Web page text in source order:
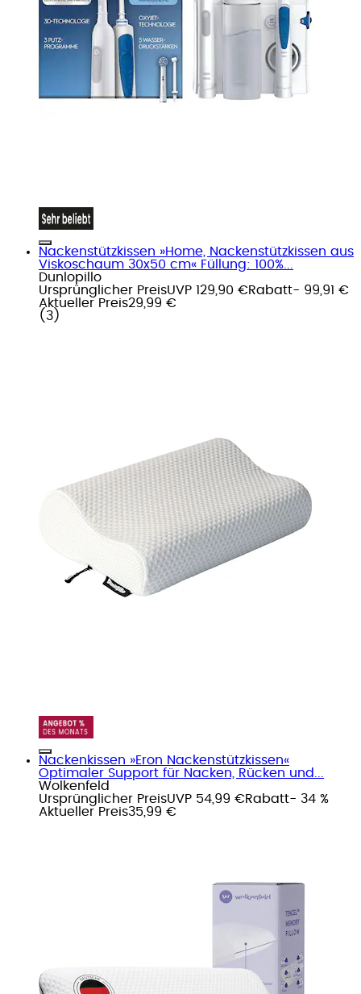
Nackenstützkissen »Home, Nackenstützkissen aus
Viskoschaum 30x50 cm« Füllung: 100%...
Dunlopillo
Ursprünglicher PreisUVP 129,90 €Rabatt- 99,91 €
Aktueller Preis29,99 €
( 3 )
Nackenkissen »Eron Nackenstützkissen«
Optimaler Support für Nacken, Rücken und...
Wolkenfeld
Ursprünglicher PreisUVP 54,99 €Rabatt- 34 %
Aktueller Preis35,99 €